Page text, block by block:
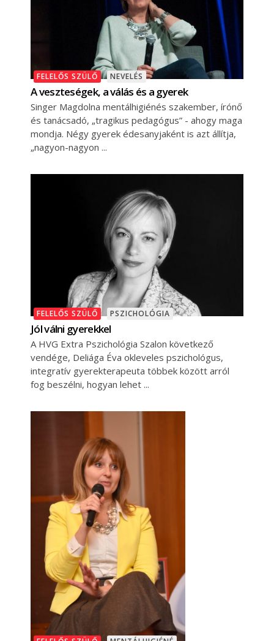
FELELŐS SZÜLŐ NEVELÉS
A veszteségek, a válás és a gyerek
Singer Magdolna mentálhigiénés szakember, írónő
és tanácsadó, „tragikus pedagógus” - ahogy maga
mondja. Négy gyerek édesanyjaként is azt állítja,
„nagyon-nagyon
FELELŐS SZÜLŐ PSZICHOLÓGIA
Jól válni gyerekkel
A HVG Extra Pszichológia Szalon következő
vendége, Deliága Éva okleveles pszichológus,
integratív gyerekterapeuta többek között arról
fog beszélni, hogyan lehet